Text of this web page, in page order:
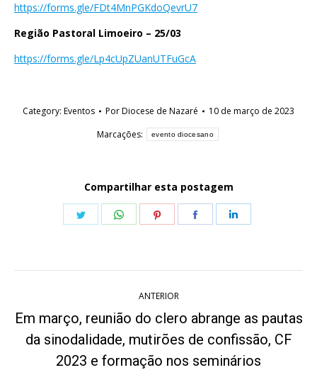
https://forms.gle/FDt4MnPGKdoQevrU7
Região Pastoral Limoeiro – 25/03
https://forms.gle/Lp4cUpZUanUTFuGcA
Category: Eventos PorDiocese de Nazaré
10 de março de 2023
Marcações:
evento diocesano
Compartilhar esta postagem
Share
Share
Share
Share
de
post:
ANTERIOR
Post
anterior:
Em março, reunião do clero abrange as pautas
da sinodalidade, mutirões de confissão, CF
2023 e formação nos seminários